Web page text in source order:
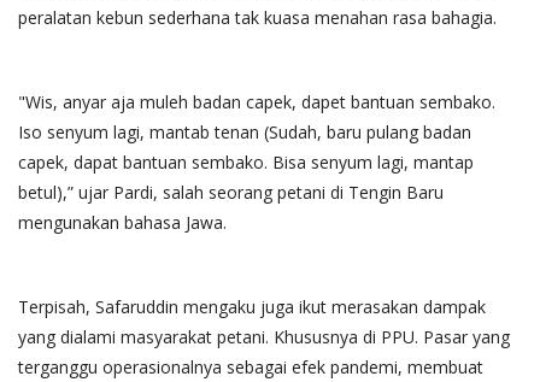
peralatan kebun sederhana tak kuasa menahan rasa bahagia.
"Wis, anyar aja muleh badan capek, dapet bantuan sembako.
Iso senyum lagi, mantab tenan (Sudah, baru pulang badan
capek, dapat bantuan sembako. Bisa senyum lagi, mantap
betul),” ujar Pardi, salah seorang petani di Tengin Baru
mengunakan bahasa Jawa.
Terpisah, Safaruddin mengaku juga ikut merasakan dampak
yang dialami masyarakat petani. Khususnya di PPU. Pasar yang
terganggu operasionalnya sebagai efek pandemi, membuat